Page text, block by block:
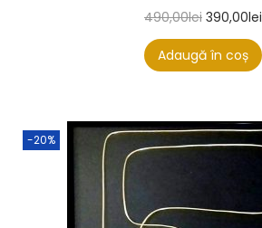
490,00lei 390,00lei
Adaugă în coș
-20%